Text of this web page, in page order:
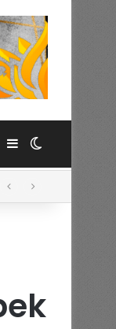
Sidebar